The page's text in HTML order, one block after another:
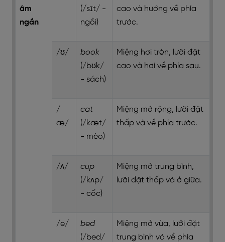
âm
ngắn
(/sɪt/ -
ngồi)
cao và hướng về phía
trước.
/ʊ/
book
(/bʊk/
- sách)
Miệng hơi tròn, lưỡi đặt
cao và hơi về phía sau.
/
æ/
cat
(/kæt/
- mèo)
Miệng mở rộng, lưỡi đặt
thấp và về phía trước.
/ʌ/
cup
(/kʌp/
- cốc)
Miệng mở trung bình,
lưỡi đặt thấp và ở giữa.
/e/
bed
(/bed/
Miệng mở vừa, lưỡi đặt
trung bình và về phía